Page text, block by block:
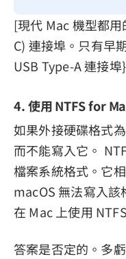
[現代 Mac 機型都
C) 連接埠。只有早
USB Type-A 連接
4. 使用 NTFS for
如果外接硬碟格式
而不能寫入它。
檔案系統格式。它
macOS 無法寫入
在 Mac 上使用
答案是否定的。多